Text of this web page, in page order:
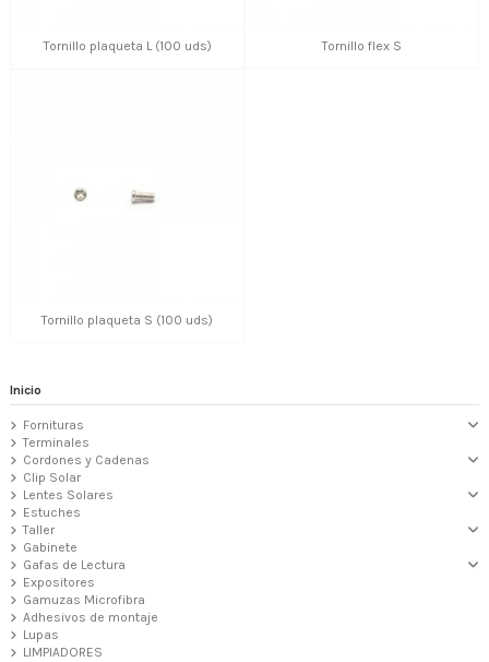
Tornillo plaqueta L (100 uds) Tornillo flex S
Tornillo plaqueta S (100 uds)
Inicio
Fornituras
Terminales
Cordones y Cadenas
Clip Solar
Lentes Solares
Estuches
Taller
Gabinete
Gafas de Lectura
Expositores
Gamuzas Microfibra
Adhesivos de montaje
Lupas
LIMPIADORES